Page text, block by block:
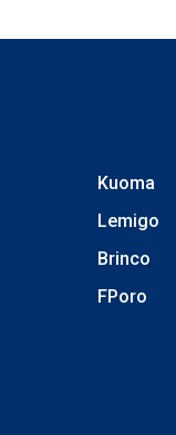
Kuoma
Lemigo
Brinco
FPoro